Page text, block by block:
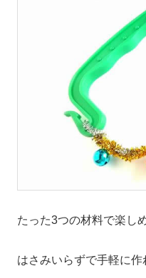
たった3つの材料で楽し
はさみいらずで手軽に作